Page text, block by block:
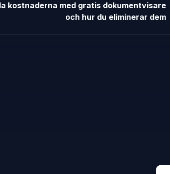
kostnaderna med gratis dokumentvisare
och hur du eliminerar dem